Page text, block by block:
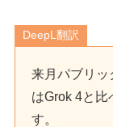
DeepL翻訳
来月パブリッ
はGrok 4と比
す。